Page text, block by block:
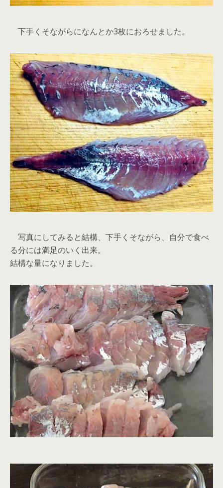
下手くそながらになんとか3枚におろせました。
写真にしてみると結構、下手くそながら、自分で食べ
る分には満足のいく出来。
結構な量になりました。